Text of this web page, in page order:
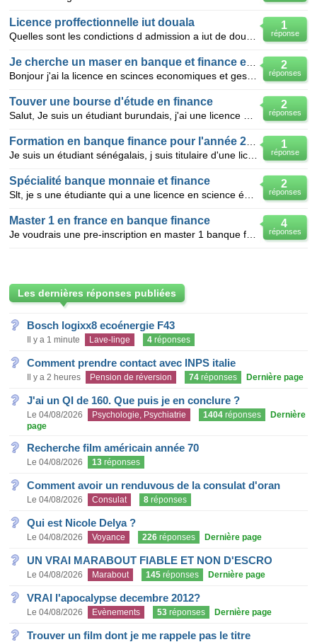
1
réponse
Licence proffectionnelle iut douala
2
réponses
2
réponses
Touver une bourse d'étude en finance
1
réponse
2
réponses
Spécialité banque monnaie et finance
4
réponses
Master 1 en france en banque finance
Les dernières réponses publiées
Bosch logixx8 ecoénergie F43
Il y a 1 minute Lave-linge 4 réponses
Comment prendre contact avec INPS italie
Il y a 2 heures Pension de réversion 74 réponses Dernière page
J'ai un QI de 160. Que puis je en conclure ?
Le 04/08/2026 Psychologie, Psychiatrie 1404 réponses
Dernière
page
Recherche film américain année 70
Le 04/08/2026 13 réponses
Comment avoir un renduvous de la consulat d'oran
Le 04/08/2026 Consulat 8 réponses
Qui est Nicole Delya ?
Le 04/08/2026 Voyance 226 réponses Dernière page
UN VRAI MARABOUT FIABLE ET NON D'ESCRO
Le 04/08/2026 Marabout 145 réponses Dernière page
VRAI l'apocalypse decembre 2012?
Le 04/08/2026 Evènements 53 réponses Dernière page
Trouver un film dont je me rappele pas le titre